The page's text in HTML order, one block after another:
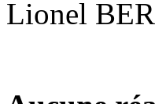
Lionel